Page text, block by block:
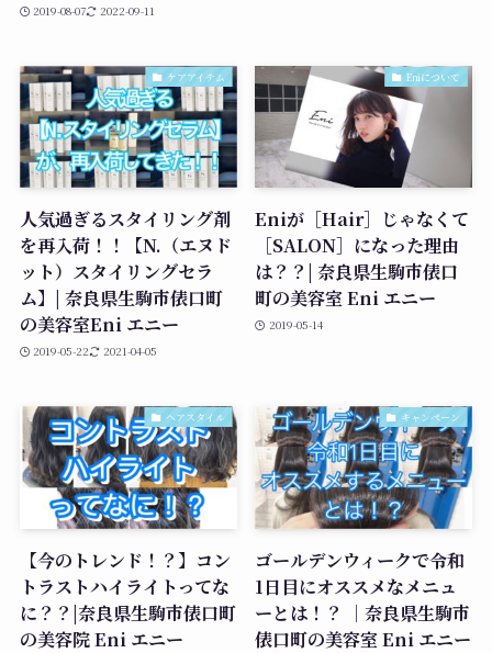
2019-08-07 2022-09-11
ケアアイテム
人気過ぎるスタイリング剤
を再入荷！！【N.（エヌド
ット）スタイリングセラ
ム】| 奈良県生駒市俵口町
の美容室Eni エニー
2019-05-22 2021-04-05
Eniについて
Eniが［Hair］じゃなくて
［SALON］になった理由
は？？| 奈良県生駒市俵口
町の美容室 Eni エニー
2019-05-14
ヘアスタイル
【今のトレンド！？】コン
トラストハイライトってな
に？？|奈良県生駒市俵口町
の美容院 Eni エニー
キャンペーン
ゴールデンウィークで令和
1日目にオススメなメニュ
ーとは！？ ｜奈良県生駒市
俵口町の美容室 Eni エニー